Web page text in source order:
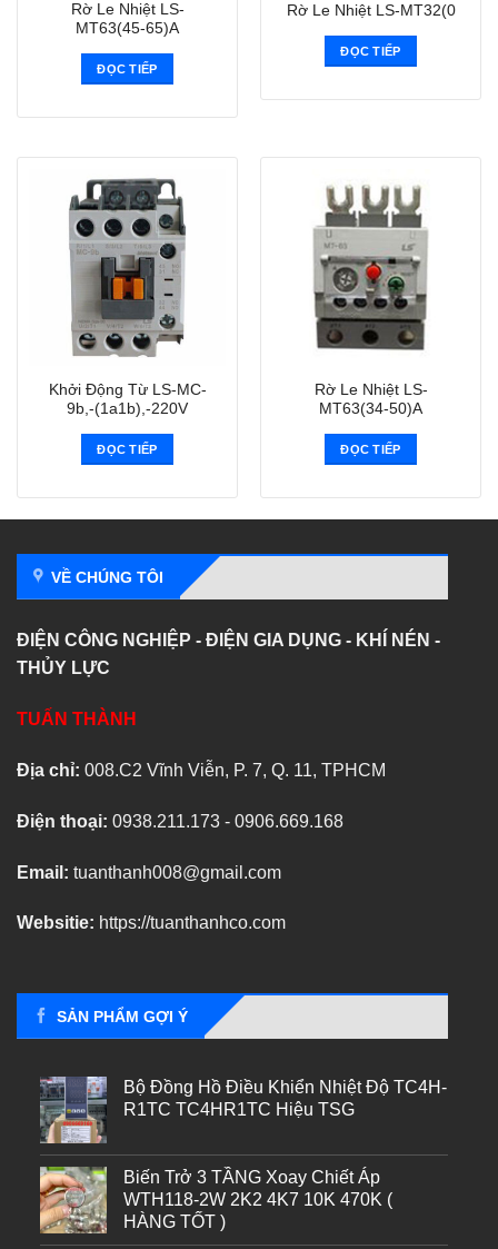
Rờ Le Nhiệt LS-
MT63(45-65)A
ĐỌC TIẾP
Rờ Le Nhiệt LS-MT32(0
ĐỌC TIẾP
Khởi Động Từ LS-MC-
9b,-(1a1b),-220V
ĐỌC TIẾP
Rờ Le Nhiệt LS-
MT63(34-50)A
ĐỌC TIẾP
VỀ CHÚNG TÔI
ĐIỆN CÔNG NGHIỆP - ĐIỆN GIA DỤNG - KHÍ NÉN -
THỦY LỰC
TUẤN THÀNH
Địa chỉ: 008.C2 Vĩnh Viễn, P. 7, Q. 11, TPHCM
Điện thoại: 0938.211.173 - 0906.669.168
Email: tuanthanh008@gmail.com
Websitie: https://tuanthanhco.com
SẢN PHẨM GỢI Ý
Bộ Đồng Hồ Điều Khiển Nhiệt Độ TC4H-
R1TC TC4HR1TC Hiệu TSG
Biến Trở 3 TẦNG Xoay Chiết Áp
WTH118-2W 2K2 4K7 10K 470K (
HÀNG TỐT )